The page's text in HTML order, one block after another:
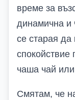
време за
динамична и
се старая да
спокойствие
чаша чай
Смятам, че